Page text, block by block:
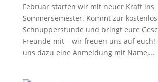
Februar starten wir mit neuer Kraft ins
Sommersemester. Kommt zur
Schnupperstunde und bringt eure
Freunde mit – wir freuen uns auf euch!
uns dazu eine Anmeldung mit Name,...